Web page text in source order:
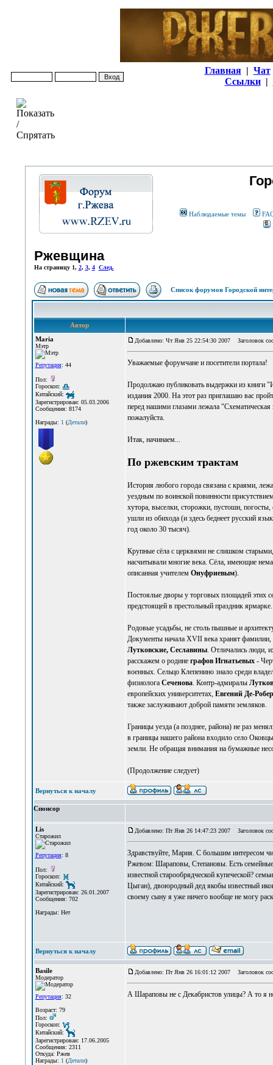
Главная | Чат
Ссылки |
Наблюдаемые темы
Ржевщина
На страницу 1, 2, 3, 4 След.
Список форумов Городской
Автор
Maria
Мэтр
Репутация: 44
Пол:
Гороскоп:
Китайский:
Зарегистрирован: 05.03.2006
Сообщения: 8174
Награды: 1(Детали)
Добавлено: Чт Янв 25 22:54:30 2007 Заголовок
Уважаемые форумчане и посетители портала!
Продолжаю публиковать выдержки из книги
издания 2000. На этот раз приглашаю вас
перед нашими глазами лежала "Схематическая
пожалуйста.
Итак, начинаем...
По ржевским трактам
История любого города связана с краями,
уездным по воинской повинности
хутора, выселки, сторожки, пустоши,
ушли из обихода (и здесь беднеет русский
год около 30 тысяч).
Крупные сёла с церквями не слишком
насчитывали многие века. Сёла, имеющие
описанная учителем Онуфриевым).
Постоялые дворы у торговых площадей этих
предстоящей в престольный праздник
Родовые усадьбы, не столь пышные и
Документы начала XVII века хранят
Лутковские, Сеславины. Отличались люди,
расскажем о родине графов Игнатьевых-
военных. Сельцо Клепенино знало среди
физиолога Сеченова. Контр-адмиралы
европейских университетах, Евгений Де-
также заслуживают доброй памяти земляков.
Границы уезда (а позднее, района) не раз
в границы нашего района входило село
земли. Не обращая внимания на бумажные
(Продолжение следует)
Вернуться к началу
Спонсор
Lis
Старожил
Репутация: 8
Пол:
Гороскоп:
Китайский:
Зарегистрирован: 26.01.2007
Сообщения: 702
Награды: Нет
Добавлено: Пт Янв 26 14:47:23 2007 Заголовок
Здравствуйте, Мария. С большим интересом
Ржевом: Шараповы, Степановы. Есть
известной старообрядческой купеческой?
Цыган), двоюродный дед якобы известный
своему сыну я уже ничего вообще не могу
Вернуться к началу
Basile
Модератор
Репутация: 32
Возраст: 79
Пол:
Гороскоп:
Китайский:
Зарегистрирован: 17.06.2005
Сообщения: 2311
Откуда: Ржев
Награды: 1(Детали)
Добавлено: Пт Янв 26 16:01:12 2007 Заголовок
А Шараповы не с Декабристов улицы? А то я